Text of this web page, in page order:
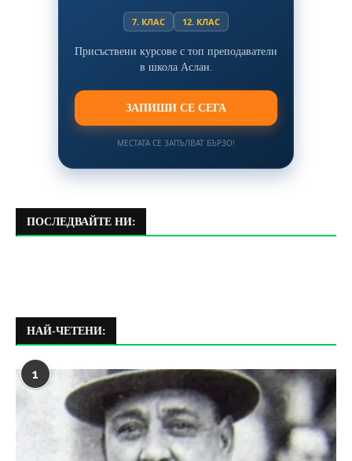
7. КЛАС 12. КЛАС
Присъствени курсове с топ преподаватели
в школа Аслан.
ЗАПИШИ СЕ СЕГА
МЕСТАТА СЕ ЗАПЪЛВАТ БЪРЗО!
ПОСЛЕДВАЙТЕ НИ:
НАЙ-ЧЕТЕНИ:
1